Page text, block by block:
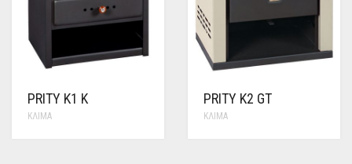
PRITY K1 K
ΚΛΊΜΑ
PRITY K2 GT
ΚΛΊΜΑ